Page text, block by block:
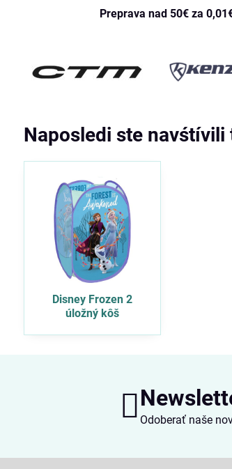
Preprava nad 50€ za
Naposledi ste
Disney Frozen 2
úložný kôš
Odoberať naše